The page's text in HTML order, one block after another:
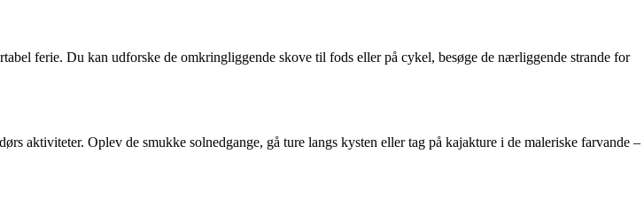
ferie. Du kan udforske de omkringliggende skove til fods eller på cykel, besøge de nærliggende strande for
aktiviteter. Oplev de smukke solnedgange, gå ture langs kysten eller tag på kajakture i de maleriske farvande –